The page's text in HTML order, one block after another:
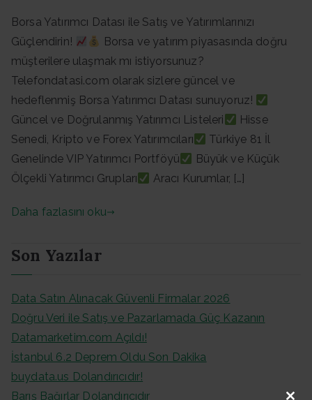
Borsa Yatırımcı Datası ile Satış ve Yatırımlarınızı
Güçlendirin!
Borsa ve yatırım piyasasında doğru
müşterilere ulaşmak mı istiyorsunuz?
Telefondatasi.com olarak sizlere güncel ve
hedeflenmiş Borsa Yatırımcı Datası sunuyoruz!
Güncel ve Doğrulanmış Yatırımcı Listeleri
Hisse
Senedi, Kripto ve Forex Yatırımcıları
Türkiye 81 İl
Genelinde VIP Yatırımcı Portföyü
Büyük ve Küçük
Ölçekli Yatırımcı Grupları
Aracı Kurumlar, […]
Daha fazlasını oku
Son Yazılar
Data Satın Alınacak Güvenli Firmalar 2026
Doğru Veri ile Satış ve Pazarlamada Güç Kazanın
Datamarketim.com Açıldı!
İstanbul 6.2 Deprem Oldu Son Dakika
buydata.us Dolandırıcıdır!
Barış Bağırlar Dolandırıcıdır